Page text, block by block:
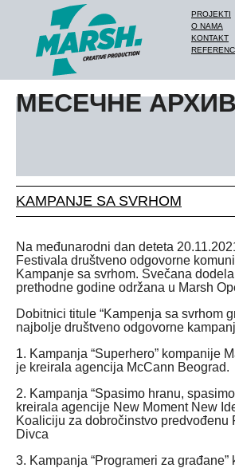
PROJEKTI
O NAMA
KONTAKT
МЕСЕЧНЕ
KAMPANJE SA SVRHOM
Na međunarodni dan deteta
Festivala društveno odgovorne
Kampanje sa svrhom. Svečana
prethodne godine održana u Marsh
Dobitnici titule “Kampenja sa svrhom
najbolje društveno odgovorne
1. Kampanja “Superhero” kompanije
je kreirala agencija McCann Beograd.
2. Kampanja “Spasimo hranu,
kreirala agencije New Moment New
Koaliciju za dobročinstvo predvođenu
Divca
3. Kampanja “Programeri za